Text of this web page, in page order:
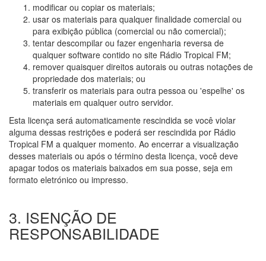
modificar ou copiar os materiais;
usar os materiais para qualquer finalidade comercial ou
para exibição pública (comercial ou não comercial);
tentar descompilar ou fazer engenharia reversa de
qualquer software contido no site Rádio Tropical FM;
remover quaisquer direitos autorais ou outras notações de
propriedade dos materiais; ou
transferir os materiais para outra pessoa ou 'espelhe' os
materiais em qualquer outro servidor.
Esta licença será automaticamente rescindida se você violar
alguma dessas restrições e poderá ser rescindida por Rádio
Tropical FM a qualquer momento. Ao encerrar a visualização
desses materiais ou após o término desta licença, você deve
apagar todos os materiais baixados em sua posse, seja em
formato eletrónico ou impresso.
3. ISENÇÃO DE
RESPONSABILIDADE